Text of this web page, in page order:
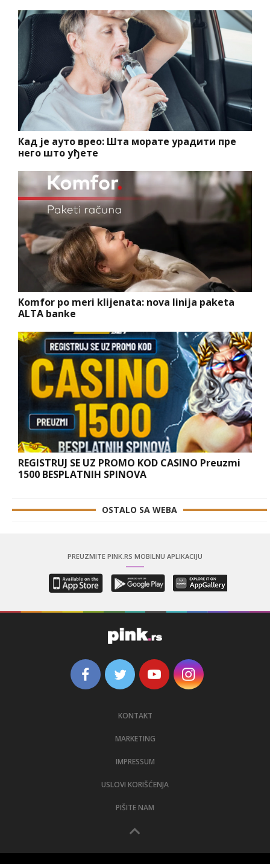
Кад је ауто врео: Шта морате урадити пре
него што уђете
Komfor po meri klijenata: nova linija paketa
ALTA banke
REGISTRUJ SE UZ PROMO KOD CASINO Preuzmi
1500 BESPLATNIH SPINOVA
OSTALO SA WEBA
PREUZMITE PINK.RS MOBILNU APLIKACIJU
KONTAKT
MARKETING
IMPRESSUM
USLOVI KORIŠĆENJA
PIŠITE NAM